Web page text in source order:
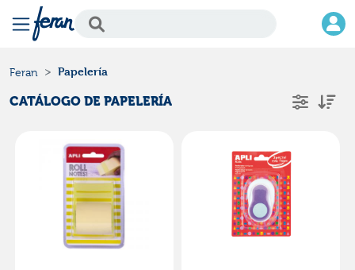
Feran Papelería
CATÁLOGO DE PAPELERÍA